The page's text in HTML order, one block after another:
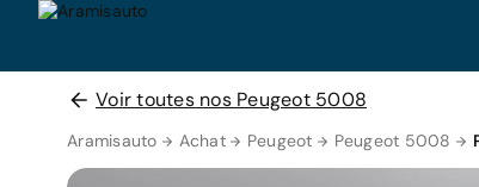
Voir toutes nos Peugeot 5008
Aramisauto Achat Peugeot Peugeot 5008